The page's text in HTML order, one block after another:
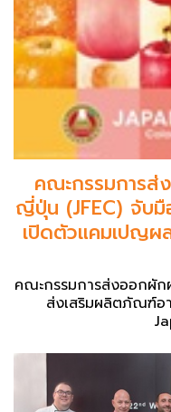
คณะกรรมการส่
ญี่ปุ่น (JFEC) จับ
เปิดตัวแคมเปญผ
คณะกรรมการส่งออกผั
ส่งเสริมผลิตภัณฑ์อ